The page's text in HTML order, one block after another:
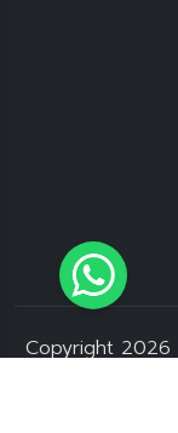
Copyright 2026